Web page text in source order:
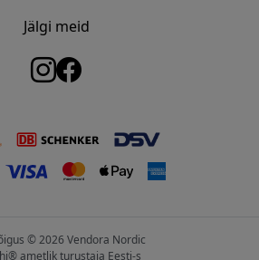
Jälgi meid
© 2026 Vendora Nordic
ametlik turustaja Eesti-s